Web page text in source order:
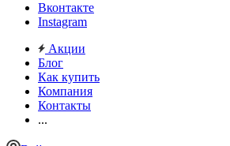
Вконтакте
Instagram
Акции
Блог
Как купить
Компания
Контакты
...